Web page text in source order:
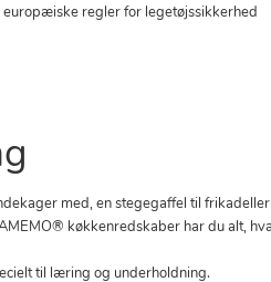
regler for legetøjssikkerhed
med, en stegegaffel til
køkkenredskaber har du alt,
til læring og underholdning.